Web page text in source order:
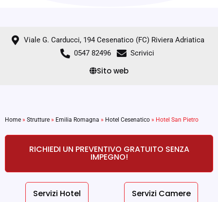
Viale G. Carducci, 194 Cesenatico (FC) Riviera Adriatica
0547 82496
Scrivici
Sito web
Home » Strutture » Emilia Romagna » Hotel Cesenatico » Hotel San Pietro
RICHIEDI UN PREVENTIVO GRATUITO SENZA
IMPEGNO!
Servizi Hotel Servizi Camere